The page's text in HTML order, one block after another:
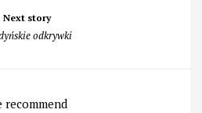
Next story
odkrywki
recommend